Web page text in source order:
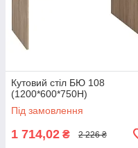
Кутовий стіл БЮ 108
(1200*600*750Н)
Під замовлення
1 714,02 ₴ 2 226 ₴